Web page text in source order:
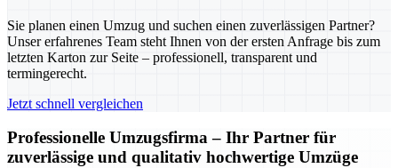
Sie planen einen Umzug und suchen einen zuverlässigen Partner?
Unser erfahrenes Team steht Ihnen von der ersten Anfrage bis zum
letzten Karton zur Seite – professionell, transparent und
termingerecht.
Jetzt schnell vergleichen
Professionelle Umzugsfirma – Ihr Partner für
zuverlässige und qualitativ hochwertige Umzüge